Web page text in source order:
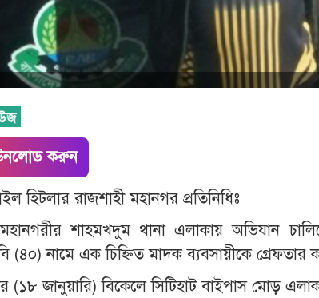
করুন
হিটলার রাজশাহী মহানগর প্রতিনিধিঃ
মহানগরীর শাহমখদুম থানা এলাকায় অভিযান
(৪০) নামে এক চিহ্নিত মাদক ব্যবসায়ীকে গ্রেফতার
(১৮ জানুয়ারি) বিকেলে সিটিহাট বাইপাস মোড়